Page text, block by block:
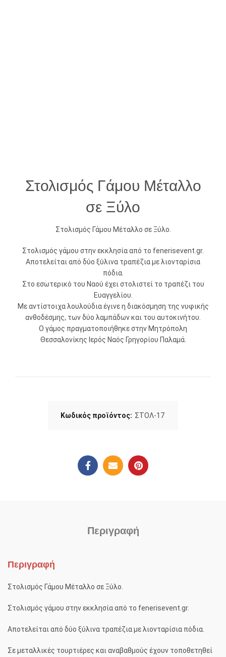
Στολισμός Γάμου Μέταλλο
σε Ξύλο
Στολισμός Γάμου Μέταλλο σε Ξύλο.
Στολισμός γάμου στην εκκλησία από το fenerisevent.gr.
Αποτελείται από δύο ξύλινα τραπέζια με λιονταρίσια
πόδια.
Στο εσωτερικό του Ναού έχει στολιστεί το τραπέζι του
Ευαγγελίου.
Με αντίστοιχα λουλούδια έγινε η διακόσμηση της νυφικής
ανθοδέσμης, των δύο λαμπάδων και του αυτοκινήτου.
Ο γάμος πραγματοποιήθηκε στην Μητρόπολη
Θεσσαλονίκης Ιερός Ναός Γρηγορίου Παλαμά.
Κωδικός προϊόντος: ΣΤΟΛ-17
Περιγραφή
Περιγραφή
Στολισμός Γάμου Μέταλλο σε Ξύλο.
Στολισμός γάμου στην εκκλησία από το fenerisevent.gr.
Αποτελείται από δύο ξύλινα τραπέζια με λιονταρίσια πόδια.
Σε μεταλλικές τουρτιέρες και αναβαθμούς έχουν τοποθετηθεί